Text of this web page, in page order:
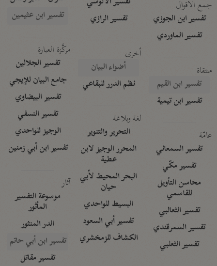
جمع الأقوال
تفسير ابن الجوزي
تفسير الماوردي
منتقاة
تفسير ابن القيم
تفسير ابن تيمية
عامّة
تفسير السمعاني
تفسير مكّي
محاسن التأويل
للقاسمي
تفسير الثعالبي
تفسير السمرقندي
تفسير الثعلبي
تفسير الرازي
أخرى
أضواء البيان
نظم الدرر للبقاعي
لغة وبلاغة
التحرير والتنوير
المحرر الوجيز لابن
عطية
البحر المحيط لأبي
حيان
البسيط للواحدي
تفسير أبي السعود
الكشاف للزمخشري
تفسير ابن عثيمين
مركَّزة العبارة
تفسير الجلالين
جامع البيان للإيجي
تفسير البيضاوي
تفسير النسفي
الوجيز للواحدي
تفسير ابن أبي زمنين
آثار
موسوعة التفسير
المأثور
الدر المنثور
تفسير ابن أبي حاتم
تفسير مقاتل